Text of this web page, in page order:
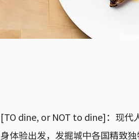
[TO dine, or NOT to dine]：现代
身体验出发，发掘城中各国精致